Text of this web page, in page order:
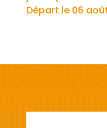
Départ le 06